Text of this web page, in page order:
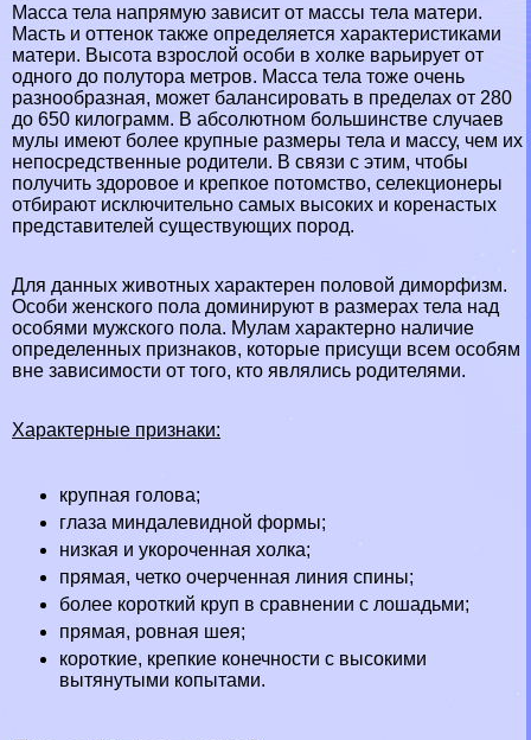
Масса тела напрямую зависит от массы тела матери.
Масть и оттенок также определяется хаpaктеристиками
матери. Высота взрослой особи в холке варьирует от
одного до полутора метров. Масса тела тоже очень
разнообразная, может балансировать в пределах от 280
до 650 килограмм. В абсолютном большинстве случаев
мулы имеют более крупные размеры тела и массу, чем их
непосредственные родители. В связи с этим, чтобы
получить здоровое и крепкое потомство, селекционеры
отбирают исключительно самых высоких и коренастых
представителей существующих пород.
Для данных животных хаpaктерен пoлoвoй диморфизм.
Особи женского пола доминируют в размерах тела над
особями мужского пола. Мулам хаpaктерно наличие
определенных признаков, которые присущи всем особям
вне зависимости от того, кто являлись родителями.
Хаpaктерные признаки:
крупная голова;
глаза миндалевидной формы;
низкая и укороченная холка;
прямая, четко очерченная линия спины;
более короткий круп в сравнении с лошадьми;
прямая, ровная шея;
короткие, крепкие конечности с высокими
вытянутыми копытами.